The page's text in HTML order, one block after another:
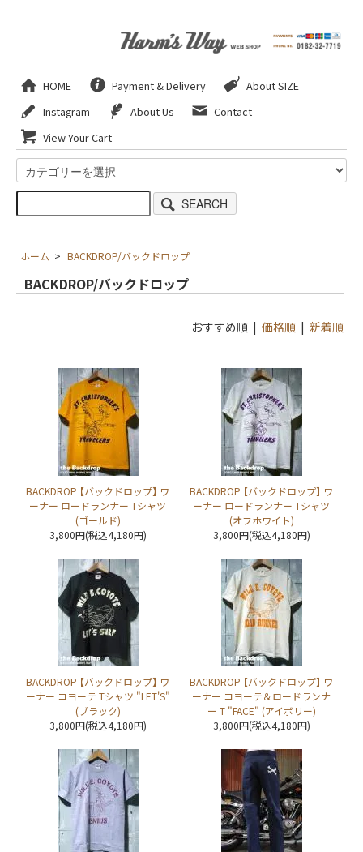
HOME Payment & Delivery
About SIZE
Instagram
About Us
Contact
View Your Cart
SEARCH
ホーム > BACKDROP/バックドロップ
BACKDROP/バックドロップ
おすすめ順 | 価格順| 新着順
BACKDROP 【バックドロップ】 ワ
ーナー ロードランナー Tシャツ
(ゴールド)
3,800円(税込4,180円)
BACKDROP 【バックドロップ】 ワ
ーナー ロードランナー Tシャツ
(オフホワイト)
3,800円(税込4,180円)
BACKDROP 【バックドロップ】 ワ
ーナー コヨーテ Tシャツ "LET'S"
(ブラック)
3,800円(税込4,180円)
BACKDROP 【バックドロップ】 ワ
ーナー コヨーテ＆ロードランナ
ー T "FACE" (アイボリー)
3,800円(税込4,180円)